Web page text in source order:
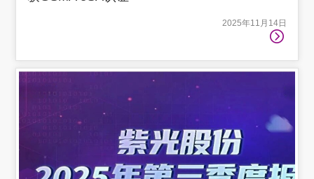
2025年11月14日